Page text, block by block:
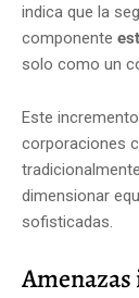
indica que la
componente
solo como un
Este
corporaciones
dimensionar
sofisticadas.